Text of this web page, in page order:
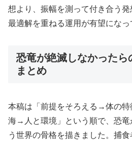
想より、振幅を測って付き合う
最適解を重ねる運用が有望になっ
恐竜が絶滅しなかったら
まとめ
本稿は「前提をそろえる→体の
海→人と環境」という順で、恐竜
う世界の骨格を描きました。捕